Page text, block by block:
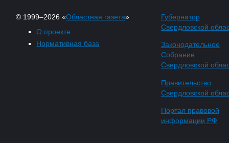
© 1999–2026 «Областная газета»
О проекте
Нормативная база
Губернатор
Свердловской
Законодательное
Собрание
Свердловской
Правительство
Свердловской
Портал правовой
информации РФ